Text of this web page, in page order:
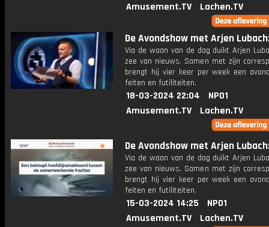
Amusement.TV
Lachen.TV
De Avondshow met Arjen
Via de waan van de dag duikt Arjen
zee van nieuws. Samen met zijn
brengt hij vier keer per week een
feiten en futiliteiten.
18-03-2024 22:04
NPO1
Amusement.TV
Lachen.TV
De Avondshow met Arjen
Via de waan van de dag duikt Arjen
zee van nieuws. Samen met zijn
brengt hij vier keer per week een
feiten en futiliteiten.
15-03-2024 14:25
NPO1
Amusement.TV
Lachen.TV